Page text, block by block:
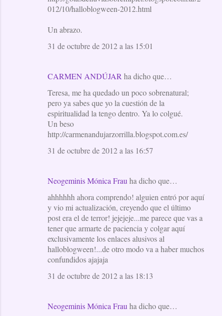
012/10/halloblogween-2012.html
Un abrazo.
31 de octubre de 2012 a las 15:01
CARMEN ANDÚJAR ha dicho que…
Teresa, me ha quedado un poco sobrenatural;
pero ya sabes que yo la cuestión de la
espiritualidad la tengo dentro. Ya lo colgué.
Un beso
http://carmenandujarzorrilla.blogspot.com.es/
31 de octubre de 2012 a las 16:57
Neogeminis Mónica Frau ha dicho que…
ahhhhhh ahora comprendo! alguien entró por aquí
y vio mi actualización, creyendo que el último
post era el de terror! jejejeje...me parece que vas a
tener que armarte de paciencia y colgar aquí
exclusivamente los enlaces alusivos al
halloblogween!...de otro modo va a haber muchos
confundidos ajajaja
31 de octubre de 2012 a las 18:13
Neogeminis Mónica Frau ha dicho que…